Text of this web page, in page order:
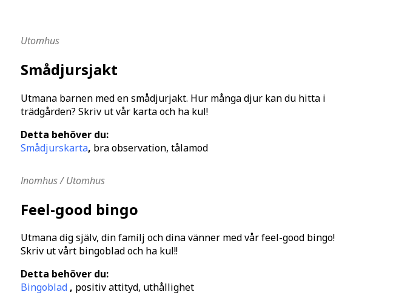
Utomhus
Smådjursjakt
Utmana barnen med en smådjurjakt. Hur många djur kan du hitta i
trädgården? Skriv ut vår karta och ha kul!
Detta behöver du:
Smådjurskarta, bra observation, tålamod
Inomhus / Utomhus
Feel-good bingo
Utmana dig själv, din familj och dina vänner med vår feel-good bingo!
Skriv ut vårt bingoblad och ha kul!!
Detta behöver du:
Bingoblad, positiv attityd, uthållighet